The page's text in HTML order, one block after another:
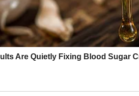
Device tokom proleća može
osećaj za planiranje i upravljanje
koji je ranije započet.